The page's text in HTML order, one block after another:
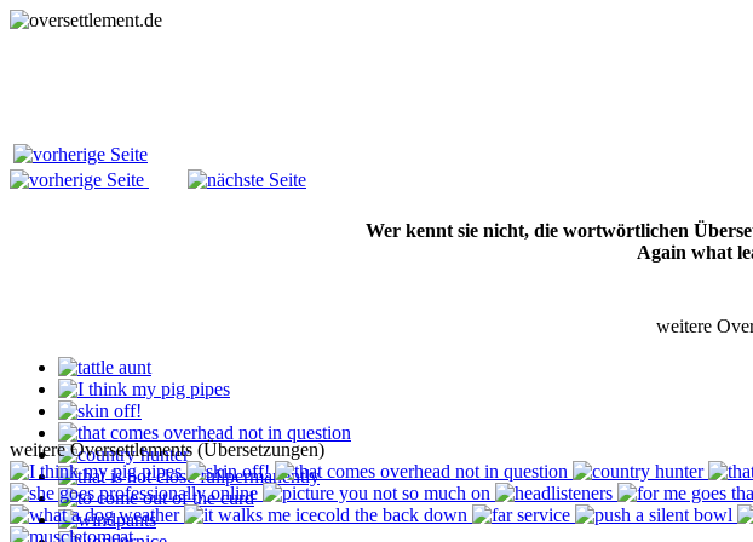
Wer kennt sie nicht, die wortwörtlichen
Again what
weitere
weitere Oversettlements (Übersetzungen)